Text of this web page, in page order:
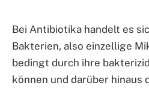
Bei Antibiotika handelt es
Bakterien, also einzellige
bedingt durch ihre
können und darüber hinaus